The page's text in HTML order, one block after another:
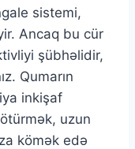
sistemi,
Ancaq bu cür
şübhəlidir,
Qumarın
inkişaf
uzun
kömək edə